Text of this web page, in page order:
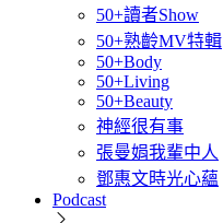
50+讀者Show
50+熟齡MV特輯
50+Body
50+Living
50+Beauty
神經很有事
張曼娟我輩中人
鄧惠文時光心蘊
Podcast